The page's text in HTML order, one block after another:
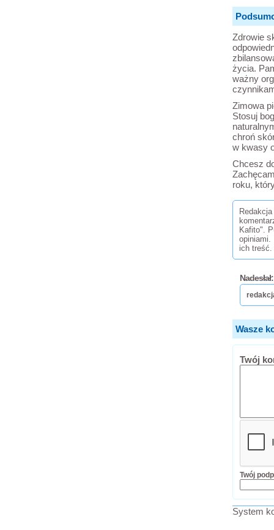
Zdrowie
życia.
ważny
Zimowa
Stosuj
chroń
w kwasy
Chcesz
roku,
Kafito".
opiniami.
ich treść.
Nadesłał:
Wasze
Twój
Twój
System